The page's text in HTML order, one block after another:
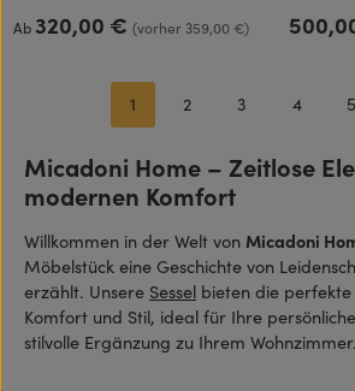
Regulärer Preis:
Ab 320,00 €(vorher 359,00 €)
Seite
1 Seite
2 Seite
3 Seite
4 5
Micadoni Home – Zeitlose
modernen Komfort
Willkommen in der Welt von Micadoni
Möbelstück eine Geschichte von
erzählt. Unsere Sessel bieten die
Komfort und Stil, ideal für Ihre
stilvolle Ergänzung zu Ihrem Wohnzimmer.